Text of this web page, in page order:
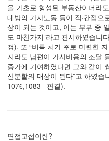
을 기초로 형성된 부동산이더라
대방의 가사노동 등이 직·간접으
상이 되는 것이고, 이는 부부 중
도 마찬가지”라고 판시하였습
정). 또 “비록 처가 주로 마련한
지라도 남편이 가사비용의 조달
증가에 기여하였다면 그와 같이
산분할의 대상이 된다”고 하였
1076,1083ﾠ판결).
면접교섭이란?